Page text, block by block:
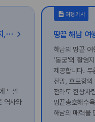
한옥 골목따라 만나는 감성 여행지, 전주 한옥마을 속 숨은 보물 찾기
느낄
역사와
여행기사
해남의 땅끝
'동궁'의 촬영
제공합니다. 두
전망, 호포항의
전라도 한상차
땅끝송호해수
해남의 매력을